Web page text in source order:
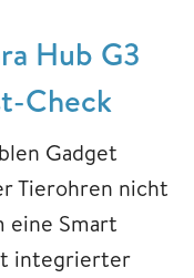
‎Hub G3
Check
Gadget
Tierohren nicht
eine Smart
integrierter